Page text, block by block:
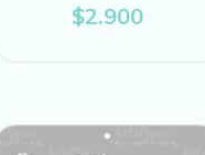
$2.900